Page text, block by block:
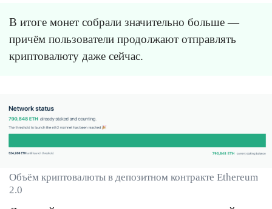
В итоге монет собрали значительно больше —
причём пользователи продолжают отправлять
криптовалюту даже сейчас.
Объём криптовалюты в депозитном контракте Ethereum
2.0